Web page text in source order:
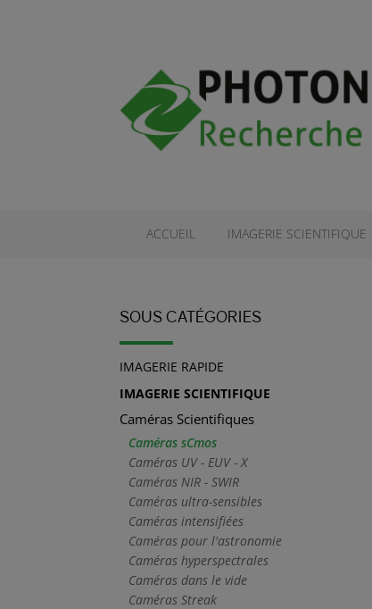
ACCUEIL IMAGERIE SCIENTIFIQUE
SOUS CATÉGORIES
IMAGERIE RAPIDE
IMAGERIE SCIENTIFIQUE
Caméras Scientifiques
Caméras sCmos
Caméras UV - EUV - X
Caméras NIR - SWIR
Caméras ultra-sensibles
Caméras intensifiées
Caméras pour l'astronomie
Caméras hyperspectrales
Caméras dans le vide
Caméras Streak